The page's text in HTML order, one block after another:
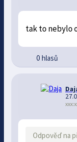
tak to nebylo
0 hlasů
Odpověď na